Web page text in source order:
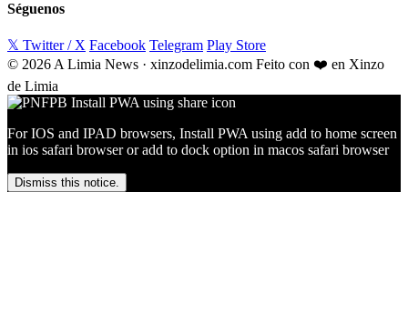
Séguenos
𝕏 Twitter / X Facebook Telegram Play Store
© 2026 A Limia News · xinzodelimia.com Feito con ❤️ en Xinzo
de Limia
For IOS and IPAD browsers, Install PWA using add to home screen
in ios safari browser or add to dock option in macos safari browser
Dismiss this notice.